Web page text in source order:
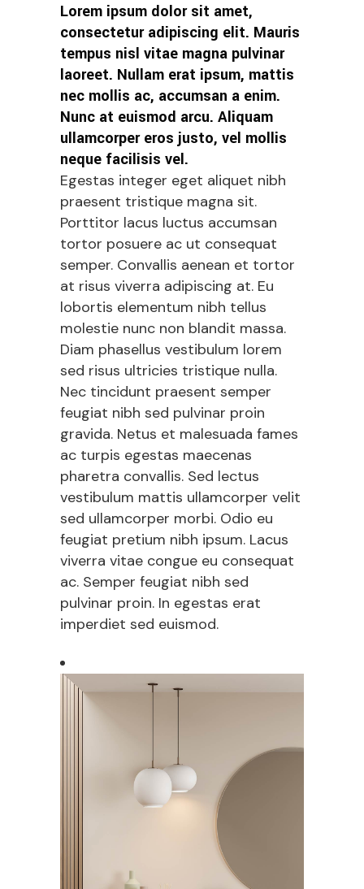
Lorem ipsum dolor sit amet,
consectetur adipiscing elit. Mauris
tempus nisl vitae magna pulvinar
laoreet. Nullam erat ipsum, mattis
nec mollis ac, accumsan a enim.
Nunc at euismod arcu. Aliquam
ullamcorper eros justo, vel mollis
neque facilisis vel.
Egestas integer eget aliquet nibh
praesent tristique magna sit.
Porttitor lacus luctus accumsan
tortor posuere ac ut consequat
semper. Convallis aenean et tortor
at risus viverra adipiscing at. Eu
lobortis elementum nibh tellus
molestie nunc non blandit massa.
Diam phasellus vestibulum lorem
sed risus ultricies tristique nulla.
Nec tincidunt praesent semper
feugiat nibh sed pulvinar proin
gravida. Netus et malesuada fames
ac turpis egestas maecenas
pharetra convallis. Sed lectus
vestibulum mattis ullamcorper velit
sed ullamcorper morbi. Odio eu
feugiat pretium nibh ipsum. Lacus
viverra vitae congue eu consequat
ac. Semper feugiat nibh sed
pulvinar proin. In egestas erat
imperdiet sed euismod.